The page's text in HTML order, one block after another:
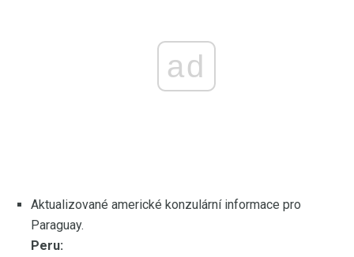
ad
Aktualizované americké konzulární informace pro
Paraguay.
Peru: